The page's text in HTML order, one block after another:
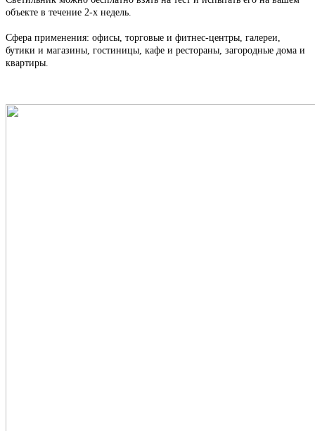
объекте в течение 2-х недель.
Сфера применения: офисы, торговые и фитнес-центры, галереи,
бутики и магазины, гостиницы, кафе и рестораны, загородные дома и
квартиры.